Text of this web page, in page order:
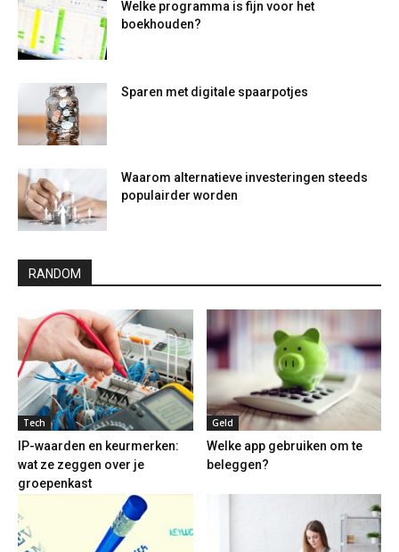
Welke programma is fijn voor het
boekhouden?
Sparen met digitale spaarpotjes
Waarom alternatieve investeringen steeds
populairder worden
RANDOM
Tech
IP-waarden en keurmerken:
wat ze zeggen over je
groepenkast
Geld
Welke app gebruiken om te
beleggen?